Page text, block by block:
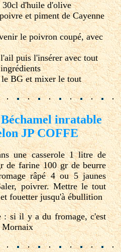
30cl d'huile d'olive
et piment de Cayenne
le poivron coupé, avec
puis l'insérer avec tout
BG et mixer le tout
Béchamel inratable
JP COFFE
une casserole 1 litre de
de farine 100 gr de beurre
râpé 4 ou 5 jaunes
poivrer. Mettre le tout
fouetter jusqu'à ébullition
: si il y a du fromage, c'est
Mornaix